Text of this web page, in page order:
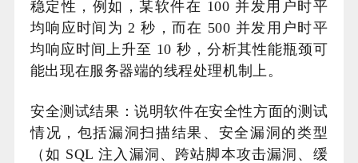
稳定性，例如，某软件在 100 并发用户时平
均响应时间为 2 秒，而在 500 并发用户时平
均响应时间上升至 10 秒，分析其性能瓶颈可
能出现在服务器端的线程处理机制上。
安全测试结果：说明软件在安全性方面的测试
情况，包括漏洞扫描结果、安全漏洞的类型
（如 SQL 注入漏洞、跨站脚本攻击漏洞、缓